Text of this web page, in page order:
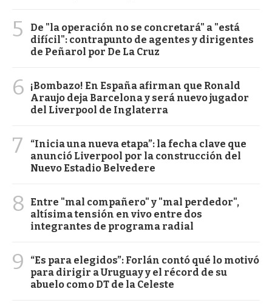
5
De "la operación no se concretará" a "está
difícil": contrapunto de agentes y dirigentes
de Peñarol por De La Cruz
6
¡Bombazo! En España afirman que Ronald
Araujo deja Barcelona y será nuevo jugador
del Liverpool de Inglaterra
7
“Inicia una nueva etapa”: la fecha clave que
anunció Liverpool por la construcción del
Nuevo Estadio Belvedere
8
Entre "mal compañero" y "mal perdedor",
altísima tensión en vivo entre dos
integrantes de programa radial
9
“Es para elegidos”: Forlán contó qué lo motivó
para dirigir a Uruguay y el récord de su
abuelo como DT de la Celeste